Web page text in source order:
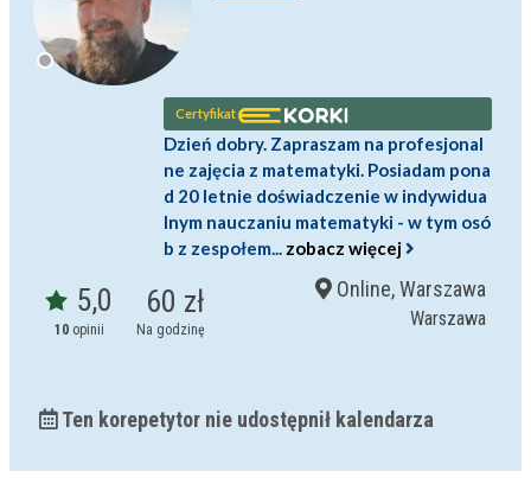
Certyfikat
Dzień dobry. Zapraszam na profesjonal
ne zajęcia z matematyki. Posiadam pona
d 20 letnie doświadczenie w indywidua
lnym nauczaniu matematyki - w tym osó
b z zespołem... zobacz więcej
5,0
10opinii
60 zł
Na godzinę
Online, Warszawa
Warszawa
Ten korepetytor nie udostępnił kalendarza